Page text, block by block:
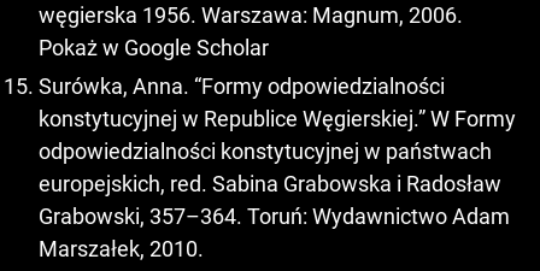
węgierska 1956. Warszawa: Magnum, 2006.
Pokaż w Google Scholar
Surówka, Anna. “Formy odpowiedzialności
konstytucyjnej w Republice Węgierskiej.” W Formy
odpowiedzialności konstytucyjnej w państwach
europejskich, red. Sabina Grabowska i Radosław
Grabowski, 357–364. Toruń: Wydawnictwo Adam
Marszałek, 2010.